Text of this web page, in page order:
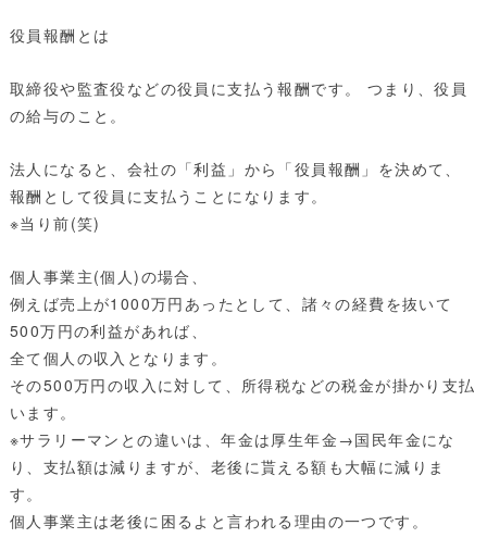
役員報酬とは
取締役や監査役などの役員に支払う報酬です。 つまり、役員
の給与のこと。
法人になると、会社の「利益」から「役員報酬」を決めて、
報酬として役員に支払うことになります。
※当り前(笑)
個人事業主(個人)の場合、
例えば売上が1000万円あったとして、諸々の経費を抜いて
500万円の利益があれば、
全て個人の収入となります。
その500万円の収入に対して、所得税などの税金が掛かり支払
います。
※サラリーマンとの違いは、年金は厚生年金→国民年金にな
り、支払額は減りますが、老後に貰える額も大幅に減りま
す。
個人事業主は老後に困るよと言われる理由の一つです。